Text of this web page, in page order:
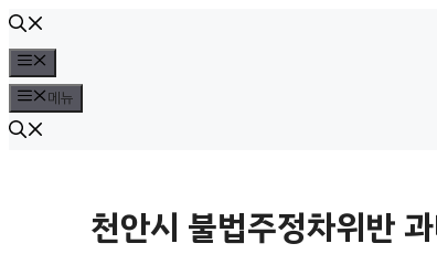
컨
텐
츠
로
뉴
메뉴
천안시 불법주정차위반